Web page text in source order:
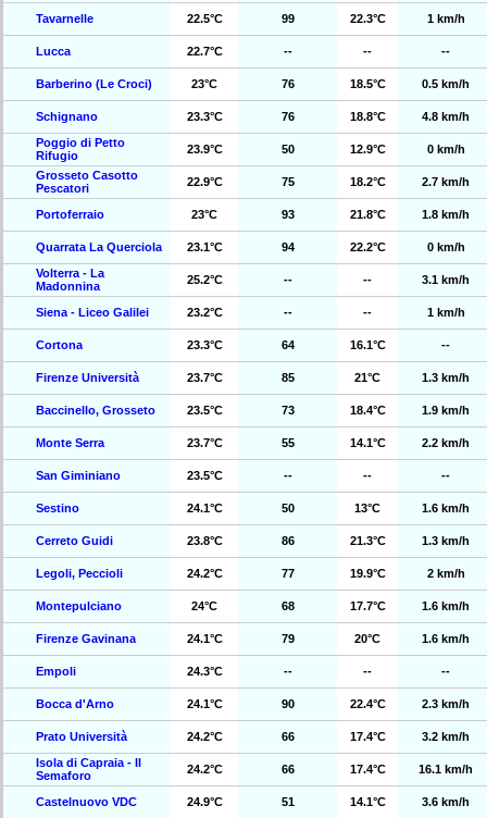
Tavarnelle 22.5°C 99 22.3°C 1 km/h
Lucca 22.7°C -- -- --
Barberino (Le Croci) 23°C 76 18.5°C 0.5 km/h
Schignano 23.3°C 76 18.8°C
4.8 km/h
Poggio di Petto
Rifugio
23.9°C 50 12.9°C
0 km/h
Grosseto Casotto
Pescatori
22.9°C 75 18.2°C 2.7 km/h
Portoferraio 23°C 93 21.8°C 1.8 km/h
Quarrata La Querciola 23.1°C 94 22.2°C
0 km/h
Volterra - La
Madonnina
25.2°C -- -- 3.1 km/h
Siena - Liceo Galilei 23.2°C -- -- 1 km/h
Cortona 23.3°C 64 16.1°C --
Firenze Università 23.7°C 85 21°C 1.3 km/h
Baccinello, Grosseto 23.5°C 73 18.4°C 1.9 km/h
Monte Serra 23.7°C 55 14.1°C 2.2 km/h
San Giminiano 23.5°C -- -- --
Sestino 24.1°C 50 13°C 1.6 km/h
Cerreto Guidi 23.8°C 86 21.3°C 1.3 km/h
Legoli, Peccioli 24.2°C 77 19.9°C 2 km/h
Montepulciano 24°C 68 17.7°C 1.6 km/h
Firenze Gavinana 24.1°C 79 20°C 1.6 km/h
Empoli 24.3°C -- -- --
Bocca d'Arno 24.1°C 90 22.4°C 2.3 km/h
Prato Università 24.2°C 66 17.4°C
3.2 km/h
Isola di Capraia - Il
Semaforo
24.2°C 66 17.4°C 16.1 km/h
Castelnuovo VDC 24.9°C 51 14.1°C 3.6 km/h